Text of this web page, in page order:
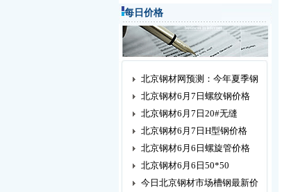
每日价格
北京钢材网预测：今年夏季钢
北京钢材6月7日螺纹钢价格
北京钢材6月7日20#无缝
北京钢材6月7日H型钢价格
北京钢材6月6日螺旋管价格
北京钢材6月6日50*50
今日北京钢材市场槽钢最新价